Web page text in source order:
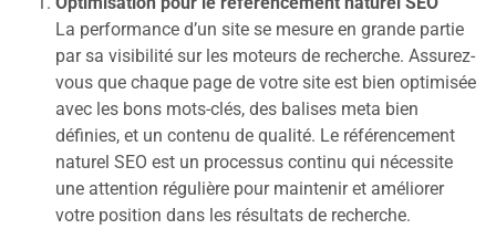
La performance d’un site se mesure en grande partie
par sa visibilité sur les moteurs de recherche. Assurez-
vous que chaque page de votre site est bien optimisée
avec les bons mots-clés, des balises meta bien
définies, et un contenu de qualité. Le référencement
naturel SEO est un processus continu qui nécessite
une attention régulière pour maintenir et améliorer
votre position dans les résultats de recherche.